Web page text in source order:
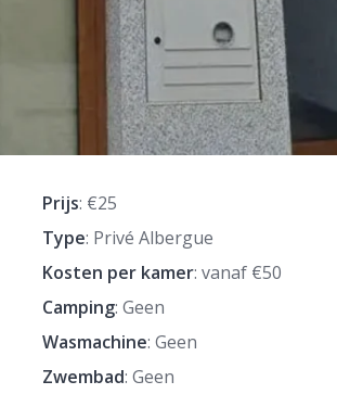
Prijs: €25
Type: Privé Albergue
Kosten per kamer: vanaf €50
Camping: Geen
Wasmachine: Geen
Zwembad: Geen